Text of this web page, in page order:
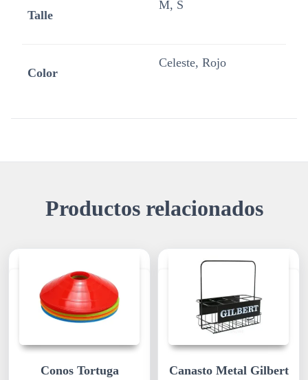
Talle
M, S
Color
Celeste, Rojo
Productos relacionados
Conos Tortuga
Canasto Metal Gilbert